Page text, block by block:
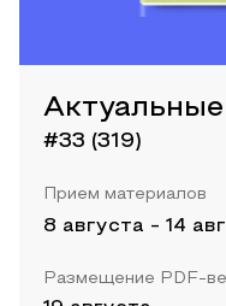
#33 (319)
Прием материалов
8 августа - 14
Размещение PDF-